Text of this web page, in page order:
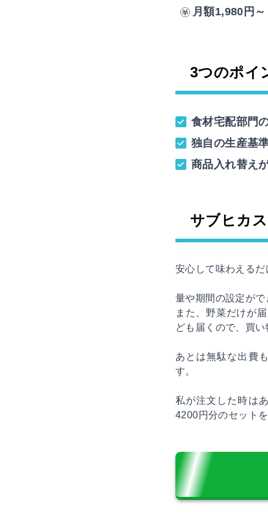
月額1,980円～
3つのポイ
食材宅配部門
独自の生産基
商品入れ替え
サブヒカ
安心して味わえるだ
量や期間の設定がで
また、野菜だけが
ども届くので、買
あとは無駄な出費
す。
私が注文した時は
4200円分のセット